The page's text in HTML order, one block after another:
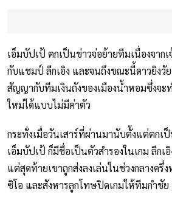
เอ็มบัปเป้ ตกเป็นข่าวจ่อย้ายทีมเนื่องจาก
กับแชมป์ ลีกเอิง และจนถึงขณะนี้ดาวยิงวั
สัญญากับทีมเงินถังของเมืองน้ำหอมซึ่งจะ
ใหม่ได้แบบไม่มีค่าตัว
กระทั่งเมื่อวันเสาร์ที่ผ่านมานับตั้งแต่ตกเ
เอ็มบัปเป้ ก็มีชื่อเป็นตัวสำรองในเกม ลีกเ
แต่สุดท้ายเขาถูกส่งลงเล่นในช่วงกลางครึ่
ซิโอ และสังหารลูกโทษปิดเกมให้ทีมกำชัย